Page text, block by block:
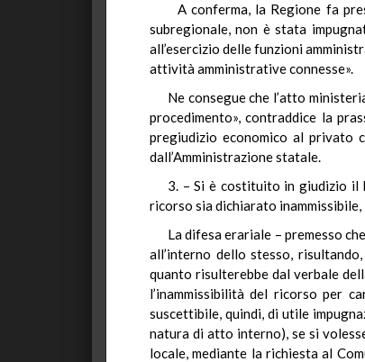
A conferma, la Regione fa
subregionale, non è stata
all’esercizio delle funzioni
attività amministrative connesse».
Ne consegue che l’atto
procedimento», contraddice la
pregiudizio economico al privato
dall’Amministrazione statale.
3. – Si è costituito in giudizio il
ricorso sia dichiarato
La difesa erariale – premesso
all’interno dello stesso,
quanto risulterebbe dal verbale
l’inammissibilità del ricorso per
suscettibile, quindi, di utile
natura di atto interno), se si
locale, mediante la richiesta al